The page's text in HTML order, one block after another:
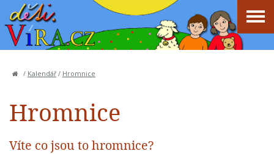
/ Kalendář / Hromnice
Hromnice
Víte co jsou to hromnice?